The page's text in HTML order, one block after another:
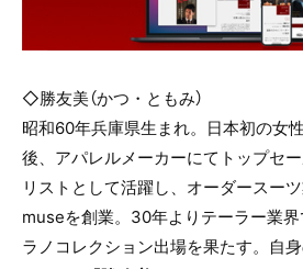
◇勝友美（かつ・ともみ）
昭和60年兵庫県生まれ。日本初の女
後、アパレルメーカーにてトップセ
リストとして活躍し、オーダースー
museを創業。30年よりテーラー業
ラノコレクション出場を果たす。自身